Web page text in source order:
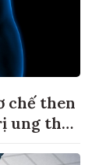
chế then
ung thư